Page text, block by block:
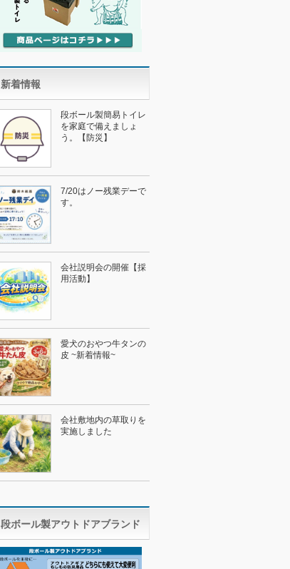
新着情報
段ボール製簡易トイレ
を家庭で備えましょ
う。【防災】
7/20はノー残業デーで
す。
会社説明会の開催【採
用活動】
愛犬のおやつ牛タンの
皮 ~新着情報~
会社敷地内の草取りを
実施しました
段ボール製アウトドアブランド